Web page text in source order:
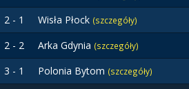
2 - 1 Wisła Płock (szczegóły)
2 - 2 Arka Gdynia (szczegóły)
3 - 1 Polonia Bytom (szczegóły)